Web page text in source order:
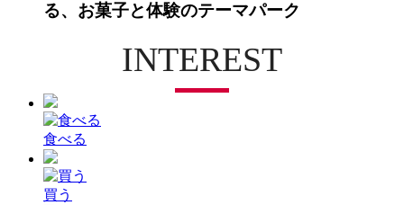
る、お菓子と体験のテーマパーク
INTEREST
食べる
買う